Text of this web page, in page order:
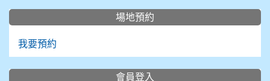
場地預約
我要預約
會員登入